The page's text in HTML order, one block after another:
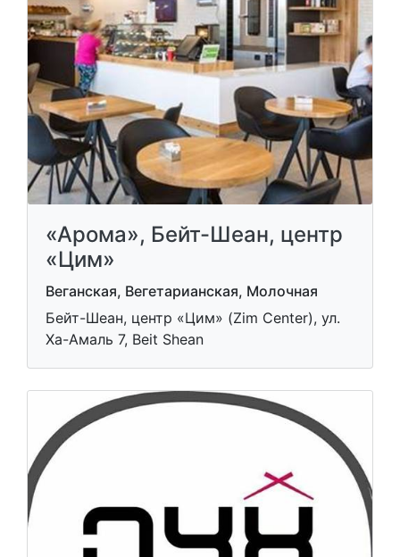
«Арома», Бейт-Шеан, центр
«Цим»
Веганская, Вегетарианская, Молочная
Бейт-Шеан, центр «Цим» (Zim Center), ул.
Ха-Амаль 7, Beit Shean